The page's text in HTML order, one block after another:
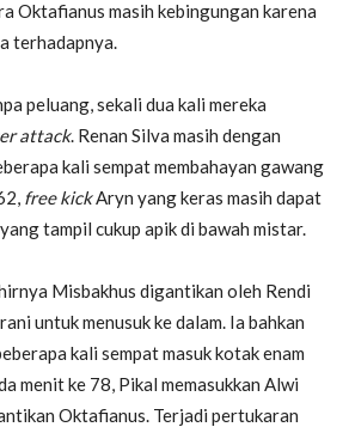
Oktafianus masih kebingungan karena
terhadapnya.
peluang, sekali dua kali mereka
attack. Renan Silva masih dengan
kali sempat membahayan gawang
free kickAryn yang keras masih dapat
tampil cukup apik di bawah mistar.
Misbakhus digantikan oleh Rendi
untuk menusuk ke dalam. Ia bahkan
kali sempat masuk kotak enam
menit ke 78, Pikal memasukkan Alwi
Oktafianus. Terjadi pertukaran